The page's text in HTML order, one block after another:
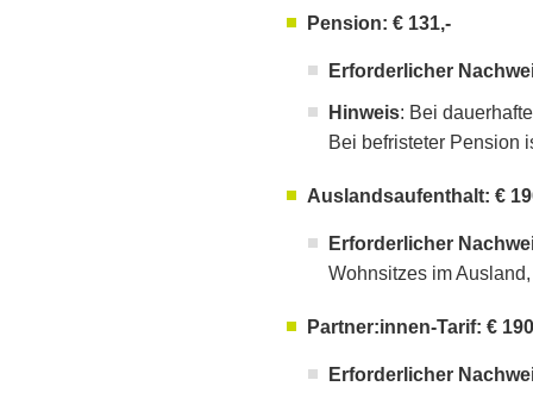
Pension: € 131,-
Erforderlicher
Hinweis: Bei
Bei befristeter Pension
Auslandsaufenthalt: €
Erforderlicher
Wohnsitzes im
Partner:innen-Tarif: €
Erforderlicher